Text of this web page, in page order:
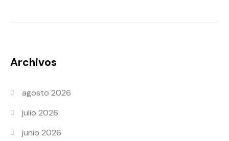
Archivos
agosto 2026
julio 2026
junio 2026